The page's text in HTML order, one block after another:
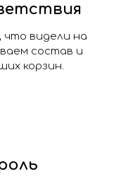
видели на
состав и
корзин.